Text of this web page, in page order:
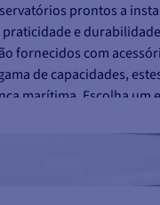
prontos a
e
fornecidos com
de capacidades,
marítima. Escolha um